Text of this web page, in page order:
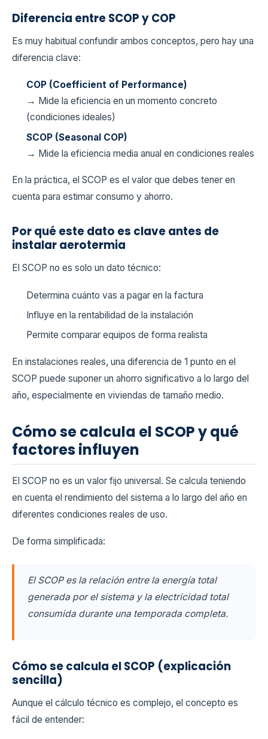
Diferencia entre SCOP y COP
Es muy habitual confundir ambos conceptos, pero hay una
diferencia clave:
COP (Coefficient of Performance)
→ Mide la eficiencia en un momento concreto
(condiciones ideales)
SCOP (Seasonal COP)
→ Mide la eficiencia media anual en condiciones reales
En la práctica, el SCOP es el valor que debes tener en
cuenta para estimar consumo y ahorro.
Por qué este dato es clave antes de
instalar aerotermia
El SCOP no es solo un dato técnico:
Determina cuánto vas a pagar en la factura
Influye en la rentabilidad de la instalación
Permite comparar equipos de forma realista
En instalaciones reales, una diferencia de 1 punto en el
SCOP puede suponer un ahorro significativo a lo largo del
año, especialmente en viviendas de tamaño medio.
Cómo se calcula el SCOP y qué
factores influyen
El SCOP no es un valor fijo universal. Se calcula teniendo
en cuenta el rendimiento del sistema a lo largo del año en
diferentes condiciones reales de uso.
De forma simplificada:
El SCOP es la relación entre la energía total
generada por el sistema y la electricidad total
consumida durante una temporada completa.
Cómo se calcula el SCOP (explicación
sencilla)
Aunque el cálculo técnico es complejo, el concepto es
fácil de entender: